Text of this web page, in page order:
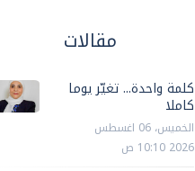
مقالات
كلمة واحدة... تغيّر يوما
كاملا
الخميس، 06 اغسطس
2026 10:10 ص